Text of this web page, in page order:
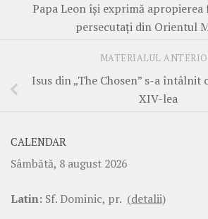
Papa Leon își exprimă
persecutați din Orientul
MATERIALUL
Isus din „The Chosen” s-a întâlnit
XIV-lea
CALENDAR
Sâmbătă, 8 august 2026
Latin: Sf. Dominic, pr. (detalii)